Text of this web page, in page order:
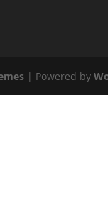
| Powered by